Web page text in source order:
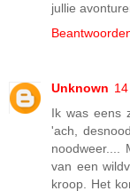
jullie
Unknown
Ik was eens
'ach,
noodweer....
van een
kroop. Het